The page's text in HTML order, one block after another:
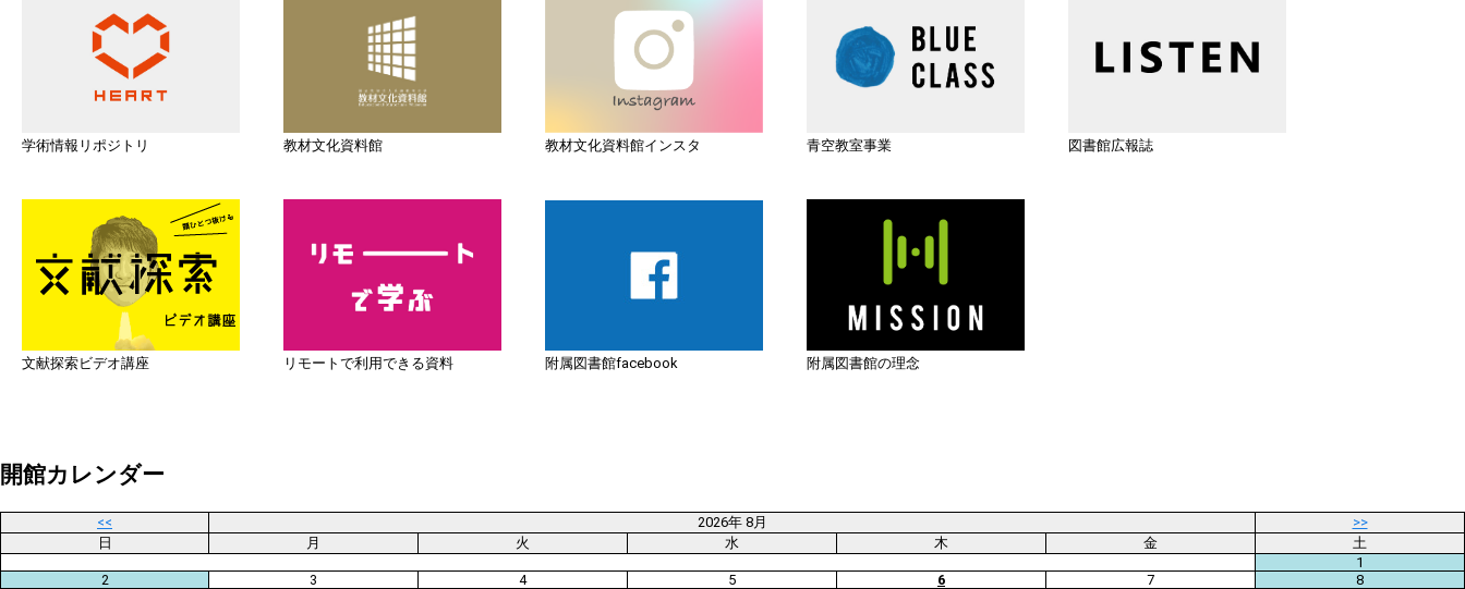
学術情報リポジトリ 教材文化資料館 教材文化資料館インスタ 青空教室事業 図書館広報誌
文献探索ビデオ講座 リモートで利用できる資料 附属図書館facebook 附属図書館の理念
開館カレンダー
<< 2026年 8月
>>
日
月 火 水 木 金
土
1
2
3 4 5 6 7 8